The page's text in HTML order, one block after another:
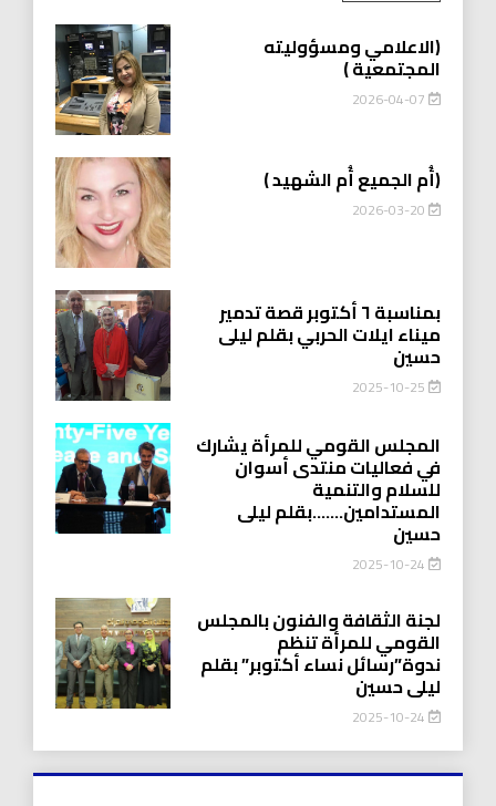
(الاعلامي ومسؤوليته
المجتمعية )
2026-04-07
(أُم الجميع أُم الشهيد )
2026-03-20
بمناسبة ٦ أكتوبر قصة تدمير
ميناء ايلات الحربي بقلم ليلى
حسين
2025-10-25
المجلس القومي للمرأة يشارك
في فعاليات منتدى أسوان
للسلام والتنمية
المستدامين…….بقلم ليلى
حسين
2025-10-24
لجنة الثقافة والفنون بالمجلس
القومي للمرأة تنظم
ندوة”رسائل نساء أكتوبر” بقلم
ليلى حسين
2025-10-24